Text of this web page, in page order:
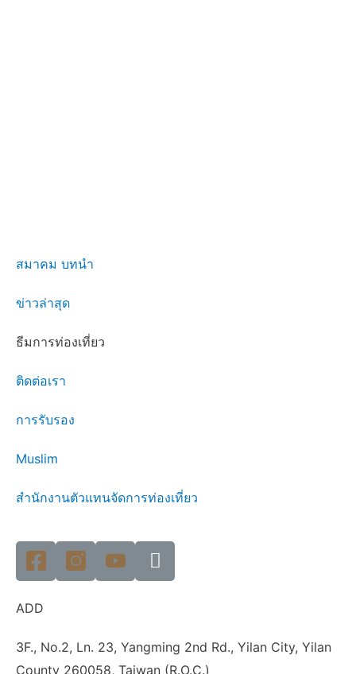
สมาคม บทนำ
ข่าวล่าสุด
ธีมการท่องเที่ยว
ติดต่อเรา
การรับรอง
Muslim
สำนักงานตัวแทนจัดการท่องเที่ยว
ADD
3F., No.2, Ln. 23, Yangming 2nd Rd., Yilan City, Yilan
County 260058, Taiwan (R.O.C.)